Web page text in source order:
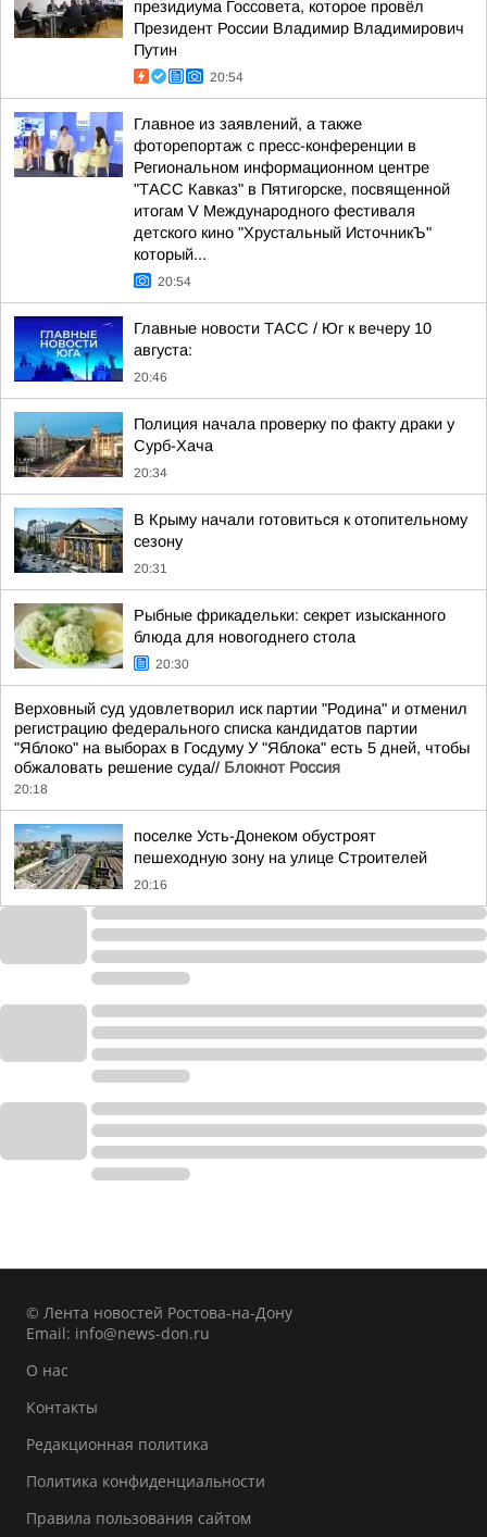
президиума Госсовета, которое провёл
Президент России Владимир Владимирович
Путин
20:54
Главное из заявлений, а также
фоторепортаж с пресс-конференции в
Региональном информационном центре
"ТАСС Кавказ" в Пятигорске, посвященной
итогам V Международного фестиваля
детского кино "Хрустальный ИсточникЪ"
который...
20:54
Главные новости ТАСС / Юг к вечеру 10
августа:
20:46
Полиция начала проверку по факту драки у
Сурб-Хача
20:34
В Крыму начали готовиться к отопительному
сезону
20:31
Рыбные фрикадельки: секрет изысканного
блюда для новогоднего стола
20:30
Верховный суд удовлетворил иск партии "Родина" и отменил
регистрацию федерального списка кандидатов партии
"Яблоко" на выборах в Госдуму У "Яблока" есть 5 дней, чтобы
обжаловать решение суда// Блокнот Россия
20:18
поселке Усть-Донеком обустроят
пешеходную зону на улице Строителей
20:16
© Лента новостей Ростова-на-Дону
Email: info@news-don.ru
О нас
Контакты
Редакционная политика
Политика конфиденциальности
Правила пользования сайтом